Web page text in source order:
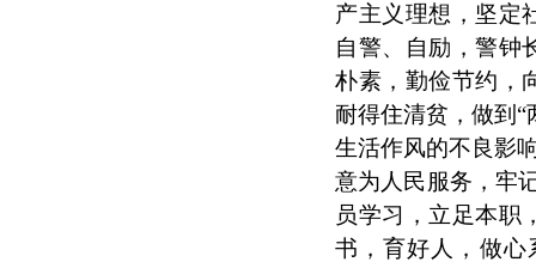
产主义理想，坚定
自警、自励，警钟
朴素，勤俭节约，
耐得住清贫，做到
生活作风的不良影
意为人民服务，牢
员学习，立足本职
书，育好人，做心